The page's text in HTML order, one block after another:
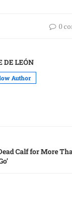
0
DE LEÓN
Author
Calf for More